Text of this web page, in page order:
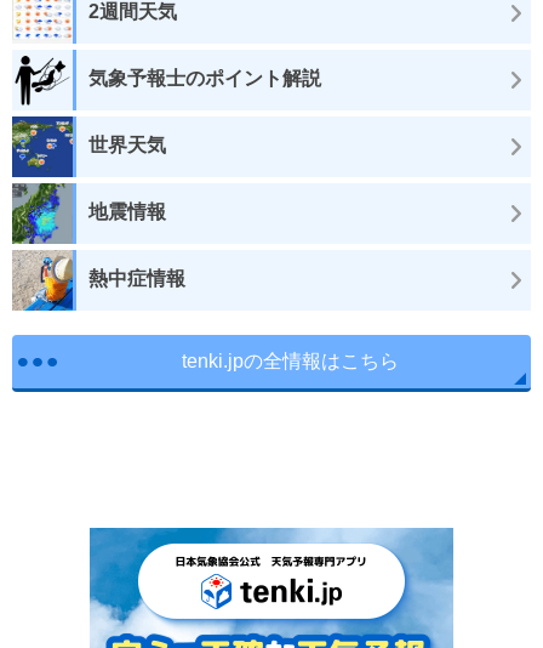
2週間天気
気象予報士のポイント解説
世界天気
地震情報
熱中症情報
tenki.jpの全情報はこちら